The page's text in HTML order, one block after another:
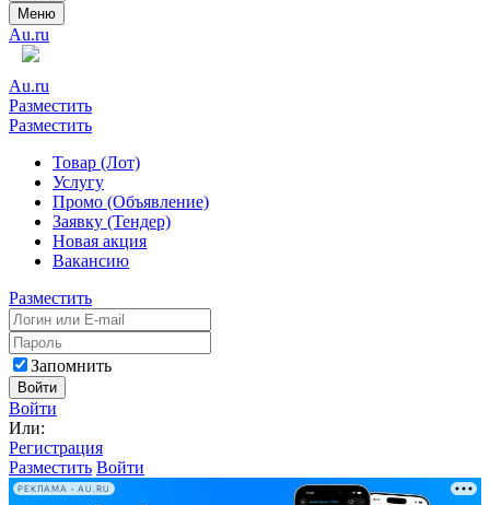
Меню
Au.ru
Au.ru
Разместить
Разместить
Товар (Лот)
Услугу
Промо (Объявление)
Заявку (Тендер)
Новая акция
Вакансию
Разместить
Запомнить
Войти
Войти
Или:
Регистрация
Разместить Войти
РЕКЛАМА • AU.RU